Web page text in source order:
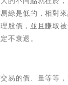
綠是低的，相對
股價，並且賺取
不衰退。
易的價、量等等